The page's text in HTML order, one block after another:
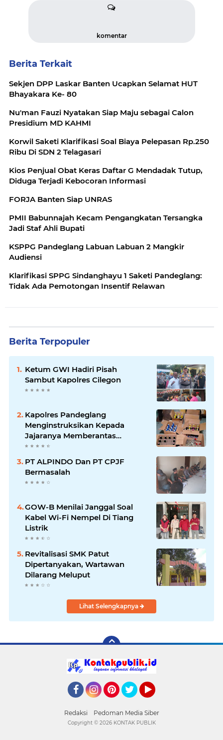
komentar
Berita Terkait
Sekjen DPP Laskar Banten Ucapkan Selamat HUT
Bhayakara Ke- 80
Nu'man Fauzi Nyatakan Siap Maju sebagai Calon
Presidium MD KAHMI
Korwil Saketi Klarifikasi Soal Biaya Pelepasan Rp.250
Ribu Di SDN 2 Telagasari
Kios Penjual Obat Keras Daftar G Mendadak Tutup,
Diduga Terjadi Kebocoran Informasi
FORJA Banten Siap UNRAS
PMII Babunnajah Kecam Pengangkatan Tersangka
Jadi Staf Ahli Bupati
KSPPG Pandeglang Labuan Labuan 2 Mangkir
Audiensi
Klarifikasi SPPG Sindanghayu 1 Saketi Pandeglang:
Tidak Ada Pemotongan Insentif Relawan
Berita Terpopuler
Ketum GWI Hadiri Pisah
Sambut Kapolres Cilegon
Kapolres Pandeglang
Menginstruksikan Kepada
Jajaranya Memberantas
Peredaran Miras
PT ALPINDO Dan PT CPJF
Bermasalah
GOW-B Menilai Janggal Soal
Kabel Wi-Fi Nempel Di Tiang
Listrik
Revitalisasi SMK Patut
Dipertanyakan, Wartawan
Dilarang Meluput
Lihat Selengkapnya
Redaksi Pedoman Media Siber
Copyright © 2026 KONTAK PUBLIK